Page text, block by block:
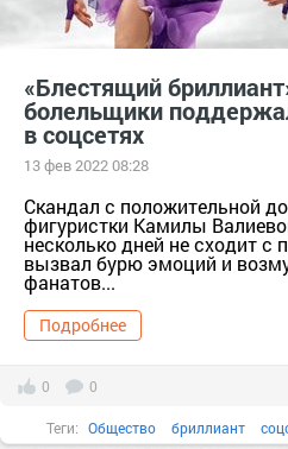
«Блестящий
болельщики
в соцсетях
13 фев 2022 08:28
Скандал с положительной
фигуристки Камилы
несколько дней не сходит
вызвал бурю эмоций и
фанатов...
Подробнее
0 0
Теги: Общество бриллиант